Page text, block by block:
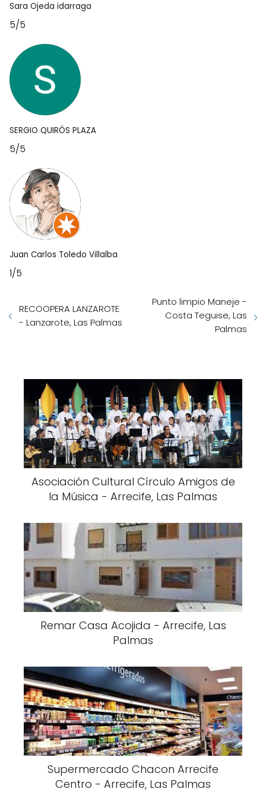
Sara Ojeda idarraga
5/5
SERGIO QUIRÓS PLAZA
5/5
Juan Carlos Toledo Villalba
1/5
RECOOPERA LANZAROTE
- Lanzarote, Las Palmas
Punto limpio Maneje -
Costa Teguise, Las
Palmas
Asociación Cultural Círculo Amigos de
la Música - Arrecife, Las Palmas
Remar Casa Acojida - Arrecife, Las
Palmas
Supermercado Chacon Arrecife
Centro - Arrecife, Las Palmas